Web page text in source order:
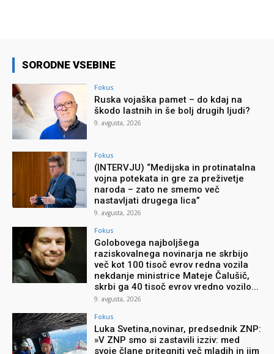
SORODNE VSEBINE
Fokus
Ruska vojaška pamet – do kdaj na
škodo lastnih in še bolj drugih ljudi?
9. avgusta, 2026
Fokus
(INTERVJU) “Medijska in protinatalna
vojna potekata in gre za preživetje
naroda – zato ne smemo več
nastavljati drugega lica”
9. avgusta, 2026
Fokus
Golobovega najboljšega
raziskovalnega novinarja ne skrbijo
več kot 100 tisoč evrov redna vozila
nekdanje ministrice Mateje Čalušič,
skrbi ga 40 tisoč evrov vredno vozilo...
9. avgusta, 2026
Fokus
Luka Svetina,novinar, predsednik ZNP:
»V ZNP smo si zastavili izziv: med
svoje člane pritegniti več mladih in jim